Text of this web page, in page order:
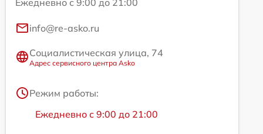
info@re-asko.ru
Социалистическая улица, 74
Адрес сервисного центра Asko
Режим работы:
Ежедневно с 9:00 до 21:00